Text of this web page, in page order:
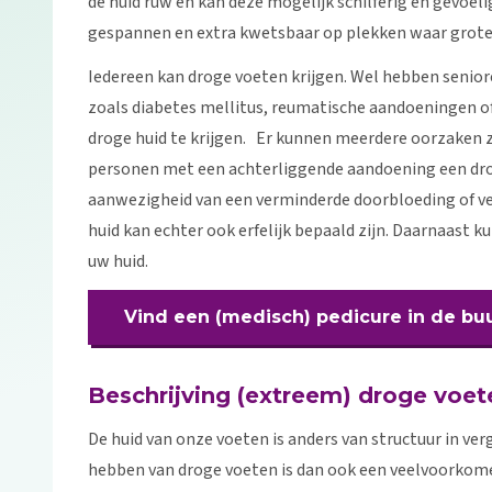
gespannen en extra kwetsbaar op plekken waar
Iedereen kan droge voeten krijgen. Wel hebben
zoals diabetes mellitus, reumatische aandoeningen
droge huid te krijgen. Er kunnen meerdere oorzaken
personen met een achterliggende aandoening een
aanwezigheid van een verminderde doorbloeding of
huid kan echter ook erfelijk bepaald zijn. Daarnaast
uw huid.
Vind een (medisch) pedicure in de
Beschrijving (extreem) droge
De huid van onze voeten is anders van structuur in
hebben van droge voeten is dan ook een